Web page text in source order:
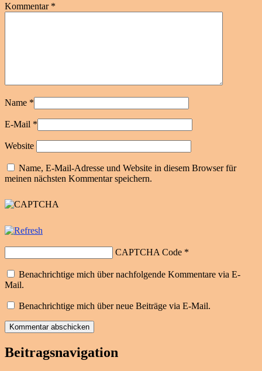
Kommentar *
Name *
E-Mail *
Website
Name, E-Mail-Adresse und Website in diesem Browser für
meinen nächsten Kommentar speichern.
CAPTCHA Code *
Benachrichtige mich über nachfolgende Kommentare via E-
Mail.
Benachrichtige mich über neue Beiträge via E-Mail.
Beitragsnavigation